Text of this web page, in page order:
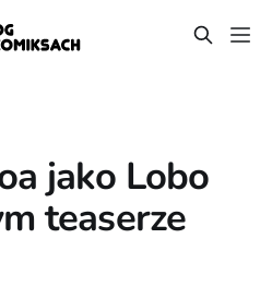
jako Lobo
teaserze